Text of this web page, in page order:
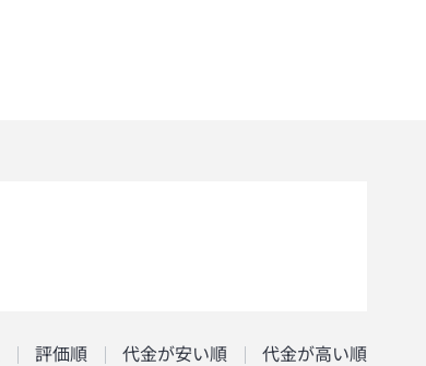
評価順 代金が安い順 代金が高い順